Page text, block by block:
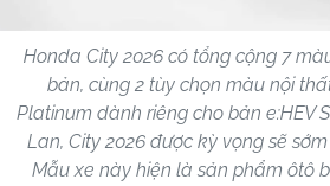
Honda City 2026 có tổng cộng 7
bản, cùng 2 tùy chọn màu nội
Platinum dành riêng cho bản e:HEV
Lan, City 2026 được kỳ vọng sẽ
Mẫu xe này hiện là sản phẩm ôtô